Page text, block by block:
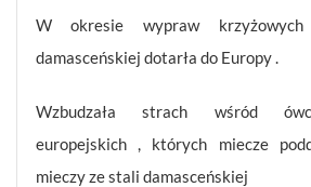
W okresie wypraw
damasceńskiej dotarła do Europy .
Wzbudzała strach wśród
europejskich , których miecze
mieczy ze stali damasceńskiej